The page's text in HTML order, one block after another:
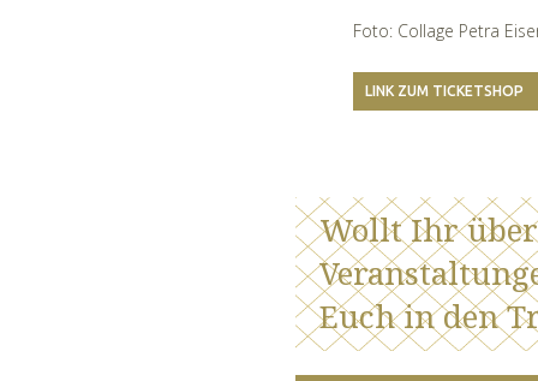
Foto: Collage Petra
LINK ZUM TICKETSHOP
Wollt Ihr über
Euch in den